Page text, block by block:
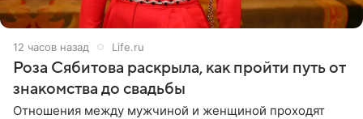
12 часов назад Life.ru
Роза Сябитова раскрыла, как пройти путь от
знакомства до свадьбы
Отношения между мужчиной и женщиной проходят